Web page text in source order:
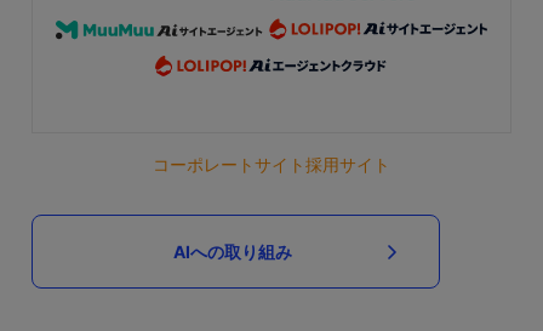
コーポレートサイト採用サイト
AIへの取り組み